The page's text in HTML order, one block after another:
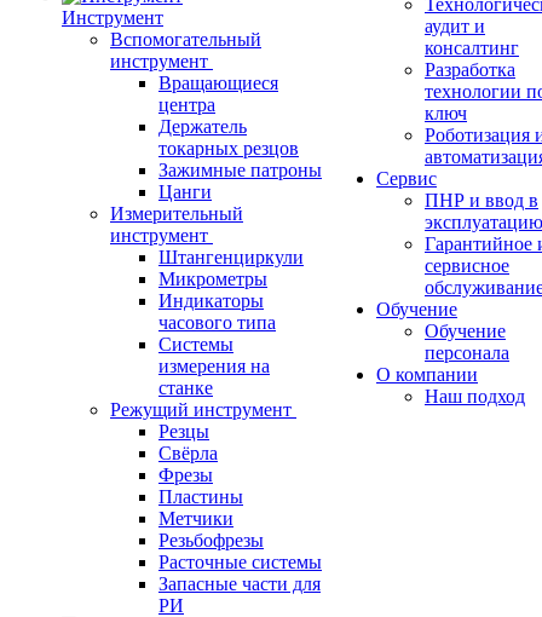
Инструмент
Вспомогательный
инструмент
Вращающиеся
центра
Держатель
токарных резцов
Зажимные патроны
Цанги
Измерительный
инструмент
Штангенциркули
Микрометры
Индикаторы
часового типа
Системы
измерения на
станке
Режущий инструмент
Резцы
Свёрла
Фрезы
Пластины
Метчики
Резьбофрезы
Расточные системы
Запасные части для
РИ
аудит и
консалтинг
Разработка
технологии
ключ
Роботизация
Сервис
ПНР и ввод в
эксплуатацию
Гарантийное
сервисное
Обучение
Обучение
персонала
О компании
Наш подход